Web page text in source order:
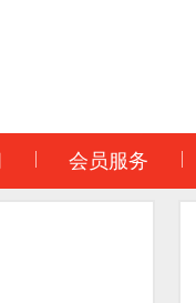
会员服务